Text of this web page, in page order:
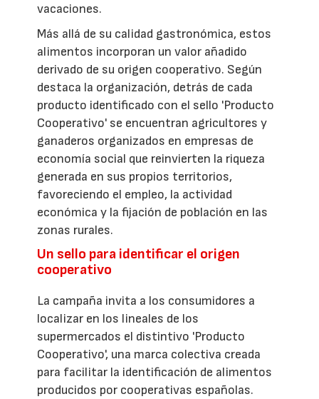
vacaciones.
Más allá de su calidad gastronómica, estos
alimentos incorporan un valor añadido
derivado de su origen cooperativo. Según
destaca la organización, detrás de cada
producto identificado con el sello 'Producto
Cooperativo' se encuentran agricultores y
ganaderos organizados en empresas de
economía social que reinvierten la riqueza
generada en sus propios territorios,
favoreciendo el empleo, la actividad
económica y la fijación de población en las
zonas rurales.
Un sello para identificar el origen
cooperativo
La campaña invita a los consumidores a
localizar en los lineales de los
supermercados el distintivo 'Producto
Cooperativo', una marca colectiva creada
para facilitar la identificación de alimentos
producidos por cooperativas españolas.